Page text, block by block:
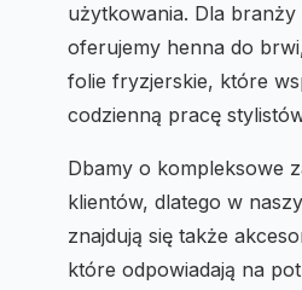
użytkowania. Dla branży
oferujemy henna do
folie fryzjerskie, które
codzienną pracę
Dbamy o kompleksowe
klientów, dlatego w
znajdują się także
które odpowiadają na